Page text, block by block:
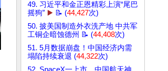
49. 习近平和金正恩精彩上演“尾巴
摇狗” ▶️ 📝 (44,427次)
50. 披美国制造外衣洗产地 中共军
工铜企暗蚀德州 📝 (44,408次)
51. 5月数据崩盘！中国经济内需
塌陷持续衰退 (44,322次)